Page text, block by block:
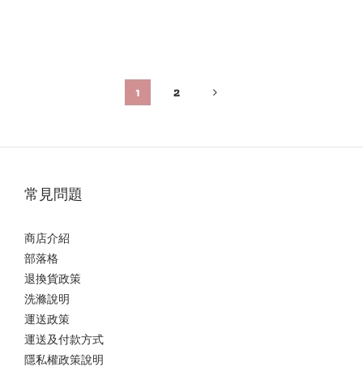
1 2
常見問題
商店介紹
部落格
退換貨政策
洗滌說明
運送政策
運送及付款方式
隱私權政策說明